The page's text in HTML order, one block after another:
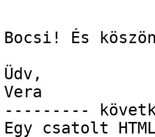
Bocsi! És
Üdv,
Vera
---------
Egy csatolt